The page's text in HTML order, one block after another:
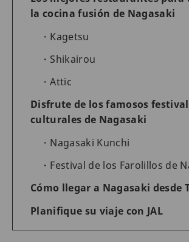
la cocina fusión de Nagasaki
Kagetsu
Shikairou
Attic
Disfrute de los famosos
culturales de Nagasaki
Nagasaki Kunchi
Festival de los Farolillos de
Cómo llegar a Nagasaki desde
Planifique su viaje con JAL